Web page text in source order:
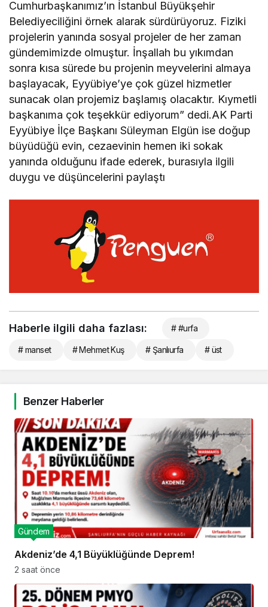
Cumhurbaşkanımız’ın İstanbul Büyükşehir
Belediyeciliğini örnek alarak sürdürüyoruz. Fiziki
projelerin yanında sosyal projeler de her zaman
gündemimizde olmuştur. İnşallah bu yıkımdan
sonra kısa sürede bu projenin meyvelerini almaya
başlayacak, Eyyübiye’ye çok güzel hizmetler
sunacak olan projemiz başlamış olacaktır. Kıymetli
başkanıma çok teşekkür ediyorum” dedi.AK Parti
Eyyübiye İlçe Başkanı Süleyman Elgün ise doğup
büyüdüğü evin, cezaevinin hemen iki sokak
yanında olduğunu ifade ederek, burasıyla ilgili
duygu ve düşüncelerini paylaştı
Haberle ilgili daha fazlası: # #urfa
# manset # Mehmet Kuş # Şanlıurfa # üst
Benzer Haberler
Akdeniz’de 4,1 Büyüklüğünde Deprem!
Gündem
2 saat önce